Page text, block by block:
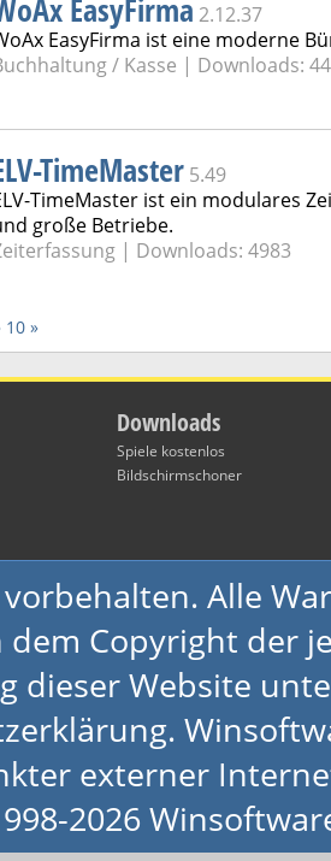
EasyFirma 2.12.37
EasyFirma ist eine moderne
/ Kasse | Downloads:
TimeMaster 5.49
TimeMaster ist ein modulares
große Betriebe.
| Downloads: 4983
10 »
Downloads
Spiele kostenlos
Bildschirmschoner
Alle
Copyright der
dieser Website
externer
2026